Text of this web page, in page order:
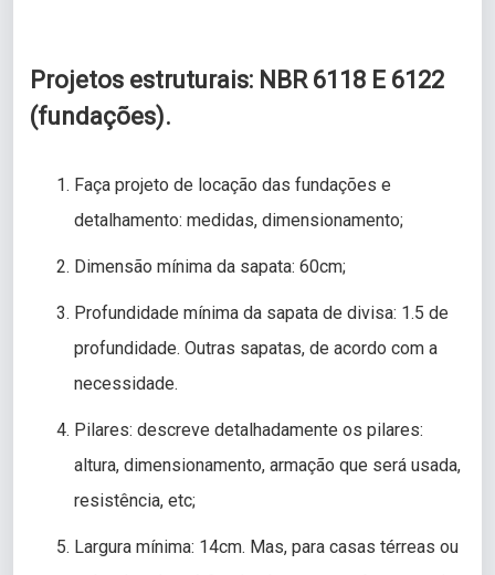
Projetos estruturais: NBR 6118 E 6122
(fundações).
Faça projeto de locação das fundações e
detalhamento: medidas, dimensionamento;
Dimensão mínima da sapata: 60cm;
Profundidade mínima da sapata de divisa: 1.5 de
profundidade. Outras sapatas, de acordo com a
necessidade.
Pilares: descreve detalhadamente os pilares:
altura, dimensionamento, armação que será usada,
resistência, etc;
Largura mínima: 14cm. Mas, para casas térreas ou